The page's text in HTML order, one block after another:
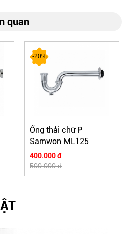
quan
-20%
Ống thải chữ P
Samwon ML125
400.000 đ
500.000 đ